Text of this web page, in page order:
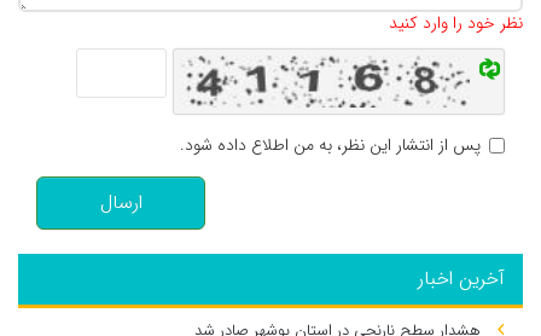
نظر خود را وارد کنید
پس از انتشار این نظر، به من اطلاع داده شود.
ارسال
آخرین اخبار
هشدار سطح نارنجی در استان بوشهر صادر شد